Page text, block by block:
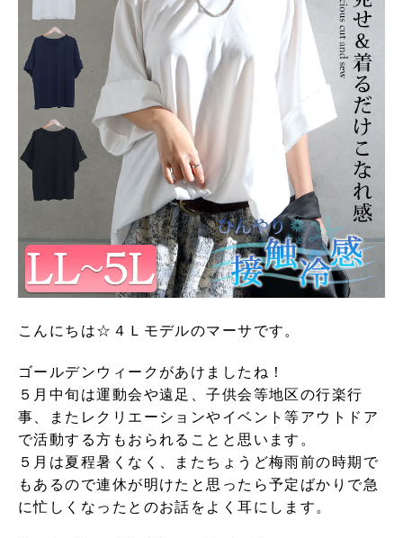
こんにちは☆４Ｌモデルのマーサです。
ゴールデンウィークがあけましたね！
５月中旬は運動会や遠足、子供会等地区の行楽行
事、またレクリエーションやイベント等アウトドア
で活動する方もおられることと思います。
５月は夏程暑くなく、またちょうど梅雨前の時期で
もあるので連休が明けたと思ったら予定ばかりで急
に忙しくなったとのお話をよく耳にします。